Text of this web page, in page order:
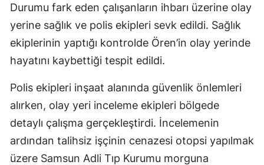
Durumu fark eden çalışanların ihbarı üzerine olay
yerine sağlık ve polis ekipleri sevk edildi. Sağlık
ekiplerinin yaptığı kontrolde Ören’in olay yerinde
hayatını kaybettiği tespit edildi.
Polis ekipleri inşaat alanında güvenlik önlemleri
alırken, olay yeri inceleme ekipleri bölgede
detaylı çalışma gerçekleştirdi. İncelemenin
ardından talihsiz işçinin cenazesi otopsi yapılmak
üzere Samsun Adli Tıp Kurumu morguna